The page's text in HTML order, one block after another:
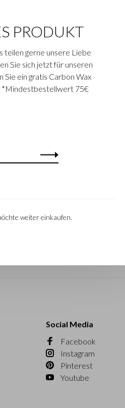
Social Media
Facebook
Instagram
Pinterest
Youtube
PRODUKT
teilen gerne unsere Liebe
Sie sich jetzt für unseren
ein gratis Carbon Wax
*Mindestbestellwert 75€
weiter einkaufen.